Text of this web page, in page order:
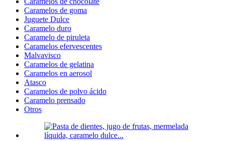
Caramelos de goma
Juguete Dulce
Caramelo duro
Caramelo de piruleta
Caramelos efervescentes
Malvavisco
Caramelos de gelatina
Caramelos en aerosol
Atasco
Caramelos de polvo ácido
Caramelo prensado
Otros